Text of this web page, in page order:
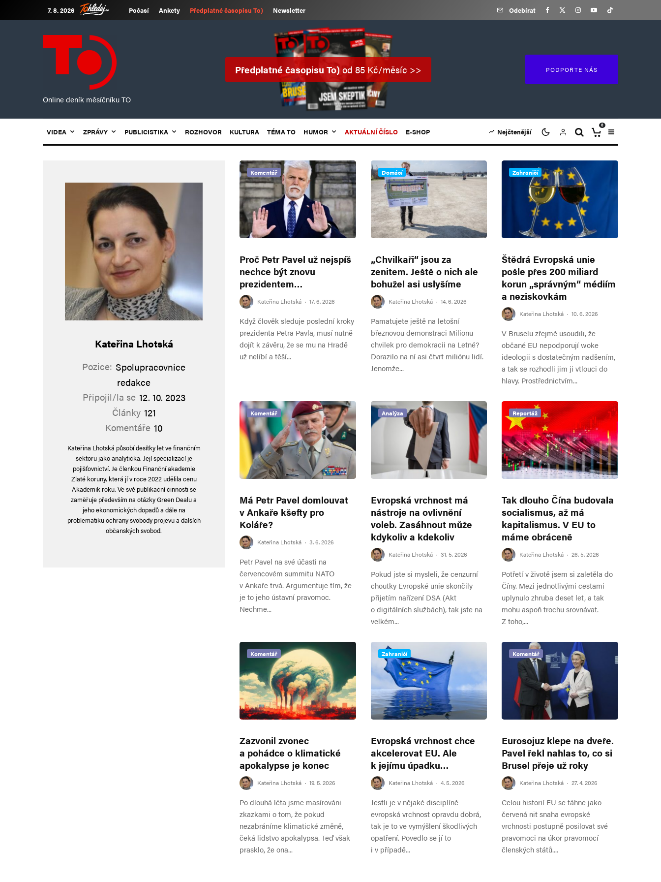
7. 8. 2026 Počasí Ankety Předplatné časopisu To) Newsletter Odebírat
Online deník měsíčníku TO
Předplatné časopisu To)od 85 Kč/měsíc >> PODPOŘTE NÁS
VIDEA ZPRÁVY PUBLICISTIKA ROZHOVOR KULTURA TÉMA TO HUMOR AKTUÁLNÍ ČÍSLO E-SHOP Nejčtenější
0
Kateřina Lhotská
Pozice: Spolupracovnice
redakce
Připojil/la se 12. 10. 2023
Články 121
Komentáře 10
Kateřina Lhotská působí desítky let ve finančním
sektoru jako analytička. Její specializací je
pojišťovnictví. Je členkou Finanční akademie
Zlaté koruny, která jí v roce 2022 udělila cenu
Akademik roku. Ve své publikační činnosti se
zaměřuje především na otázky Green Dealu a
jeho ekonomických dopadů a dále na
problematiku ochrany svobody projevu a dalších
občanských svobod.
Komentář
Proč Petr Pavel už nejspíš
nechce být znovu
prezidentem…
Kateřina Lhotská · 17. 6. 2026
Když člověk sleduje poslední kroky
prezidenta Petra Pavla, musí nutně
dojít k závěru, že se mu na Hradě
už nelíbí a těší...
Domácí
„Chvilkaři“ jsou za
zenitem. Ještě o nich ale
bohužel asi uslyšíme
Kateřina Lhotská · 14. 6. 2026
Pamatujete ještě na letošní
březnovou demonstraci Milionu
chvilek pro demokracii na Letné?
Dorazilo na ní asi čtvrt miliónu lidí.
Jenomže...
Zahraničí
Štědrá Evropská unie
pošle přes 200 miliard
korun „správným“ médiím
a neziskovkám
Kateřina Lhotská · 10. 6. 2026
V Bruselu zřejmě usoudili, že
občané EU nepodporují woke
ideologii s dostatečným nadšením,
a tak se rozhodli jim ji vtlouci do
hlavy. Prostřednictvím...
Komentář
Má Petr Pavel domlouvat
v Ankaře kšefty pro
Koláře?
Kateřina Lhotská · 3. 6. 2026
Petr Pavel na své účasti na
červencovém summitu NATO
v Ankaře trvá. Argumentuje tím, že
je to jeho ústavní pravomoc.
Nechme...
Analýza
Evropská vrchnost má
nástroje na ovlivnění
voleb. Zasáhnout může
kdykoliv a kdekoliv
Kateřina Lhotská · 31. 5. 2026
Pokud jste si mysleli, že cenzurní
choutky Evropské unie skončily
přijetím nařízení DSA (Akt
o digitálních službách), tak jste na
velkém...
Reportáž
Tak dlouho Čína budovala
socialismus, až má
kapitalismus. V EU to
máme obráceně
Kateřina Lhotská · 26. 5. 2026
Potřetí v životě jsem si zaletěla do
Číny. Mezi jednotlivými cestami
uplynulo zhruba deset let, a tak
mohu aspoň trochu srovnávat.
Z toho,...
Komentář
Zazvonil zvonec
a pohádce o klimatické
apokalypse je konec
Kateřina Lhotská · 19. 5. 2026
Po dlouhá léta jsme masírováni
zkazkami o tom, že pokud
nezabráníme klimatické změně,
čeká lidstvo apokalypsa. Teď však
prasklo, že ona...
Zahraničí
Evropská vrchnost chce
akcelerovat EU. Ale
k jejímu úpadku…
Kateřina Lhotská · 4. 5. 2026
Jestli je v nějaké disciplíně
evropská vrchnost opravdu dobrá,
tak je to ve vymýšlení škodlivých
opatření. Povedlo se jí to
i v případě...
Komentář
Eurosojuz klepe na dveře.
Pavel řekl nahlas to, co si
Brusel přeje už roky
Kateřina Lhotská · 27. 4. 2026
Celou historií EU se táhne jako
červená nit snaha evropské
vrchnosti postupně posilovat své
pravomoci na úkor pravomocí
členských států....